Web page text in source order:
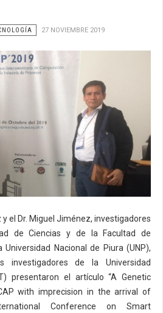
27 NOVIEMBRE 2019
y el Dr. Miguel Jiménez, investigadores
de Ciencias y de la Facultad de
Universidad Nacional de Piura (UNP),
investigadores de la Universidad
presentaron el artículo “A Genetic
with imprecision in the arrival of
Conference on Smart